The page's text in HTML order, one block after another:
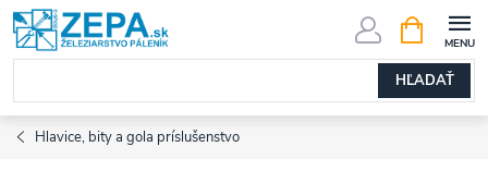
Prejsť
na
obsah
HĽADAŤ
KOŠÍK
Hlavice, bity a gola príslušenstvo